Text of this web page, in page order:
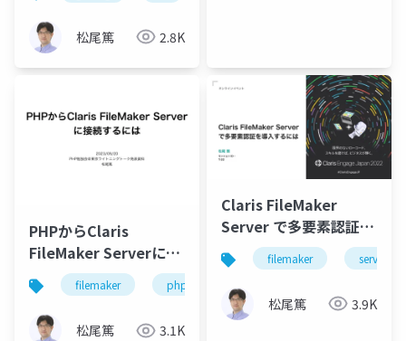
松尾篤 2.8K
PHPからClaris
FileMaker Serverに接
続するには
filemaker php
松尾篤 3.1K
Claris FileMaker
Server で多要素認証を
導入するには
filemaker server
松尾篤 3.9K